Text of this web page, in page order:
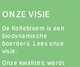
ONZE VISIE
De Kollebloem is een
biodynamische
boerderij. Lees onze
visie.
Onze kwaliteit wordt